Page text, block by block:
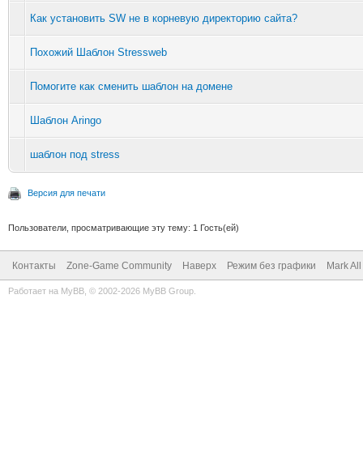
Как установить SW не в корневую директорию сайта?
Похожий Шаблон Stressweb
Помогите как сменить шаблон на домене
Шаблон Aringo
шаблон под stress
Версия для печати
Пользователи, просматривающие эту тему: 1 Гость(ей)
Контакты Zone-Game Community Наверх Режим без графики Mark
Работает на MyBB , © 2002-2026 MyBB Group